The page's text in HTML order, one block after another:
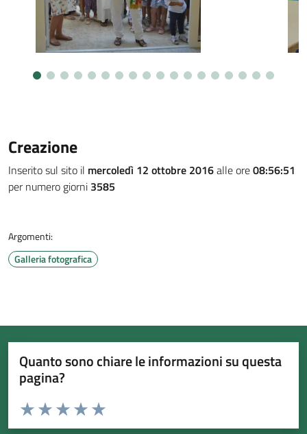
Creazione
Inserito sul sito il mercoledì 12 ottobre 2016alle ore08:56:51
per numero giorni 3585
Argomenti:
Galleria fotografica
Quanto sono chiare le informazioni su questa
pagina?
Valuta da 1 a 5 stelle la pagina
Valuta 5 stelle su 5
Valuta 4 stelle su 5
Valuta 3 stelle su 5
Valuta 2 stelle su 5
Valuta 1 stelle su 5